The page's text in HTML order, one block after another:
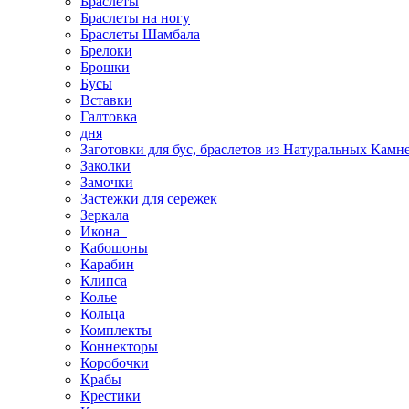
Браслеты на ногу
Браслеты Шамбала
Брелоки
Брошки
Бусы
Вставки
Галтовка
дня
Заготовки для бус, браслетов из Натуральных
Заколки
Замочки
Застежки для сережек
Зеркала
Икона
Кабошоны
Карабин
Клипса
Колье
Кольца
Комплекты
Коннекторы
Коробочки
Крабы
Крестики